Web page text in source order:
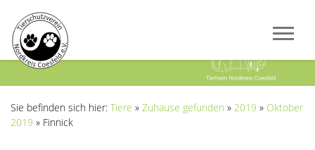
Sie befinden sich hier: Tiere » Zuhause gefunden » 2019 » Oktober
2019 » Finnick